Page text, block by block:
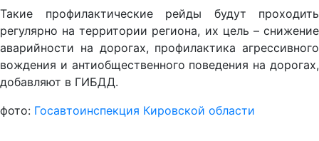
Такие профилактические рейды будут проходить
регулярно на территории региона, их цель – снижение
аварийности на дорогах, профилактика агрессивного
вождения и антиобщественного поведения на дорогах,
добавляют в ГИБДД.
фото: Госавтоинспекция Кировской области